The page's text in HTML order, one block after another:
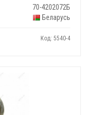
70-4202072Б
Беларусь
Код: 5540-4